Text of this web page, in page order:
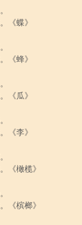
《蝶》
《蜂》
《瓜》
《李》
《橄榄》
《槟榔》